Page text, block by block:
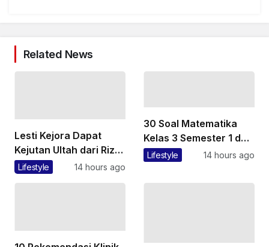
Related News
Lesti Kejora Dapat
Kejutan Ultah dari Rizky
Billar dan Para
Lifestyle 14 hours ago
30 Soal Matematika
Kelas 3 Semester 1 dan
Kunci Jawabannya
Lifestyle 14 hours ago